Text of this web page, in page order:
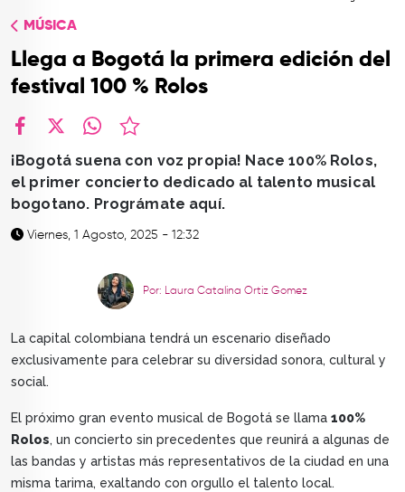
CONTACTO
MÚSICA
Llega a Bogotá la primera edición del
festival 100 % Rolos
¡Bogotá suena con voz propia! Nace 100% Rolos,
el primer concierto dedicado al talento musical
bogotano. Prográmate aquí.
Viernes, 1 Agosto, 2025 - 12:32
Por: Laura Catalina Ortiz Gomez
La capital colombiana tendrá un escenario diseñado
exclusivamente para celebrar su diversidad sonora, cultural y
social.
El próximo gran evento musical de Bogotá se llama 100%
Rolos, un concierto sin precedentes que reunirá a algunas de
las bandas y artistas más representativos de la ciudad en una
misma tarima, exaltando con orgullo el talento local.